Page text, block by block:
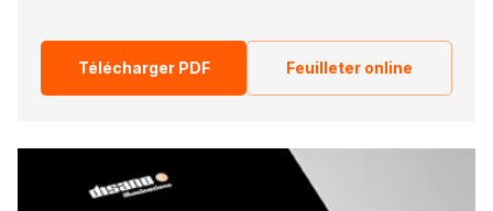
Télécharger PDF Feuilleter online